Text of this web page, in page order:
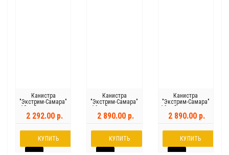
Канистра
"Экстрим-Самара"
10 л без насадки
2 292.00 р.
КУПИТЬ
Канистра
"Экстрим-Самара"
16 л без насадки
2 890.00 р.
КУПИТЬ
Канистра
"Экстрим-Самара"
16 л без насадки с
доп. креплением
2 890.00 р.
КУПИТЬ